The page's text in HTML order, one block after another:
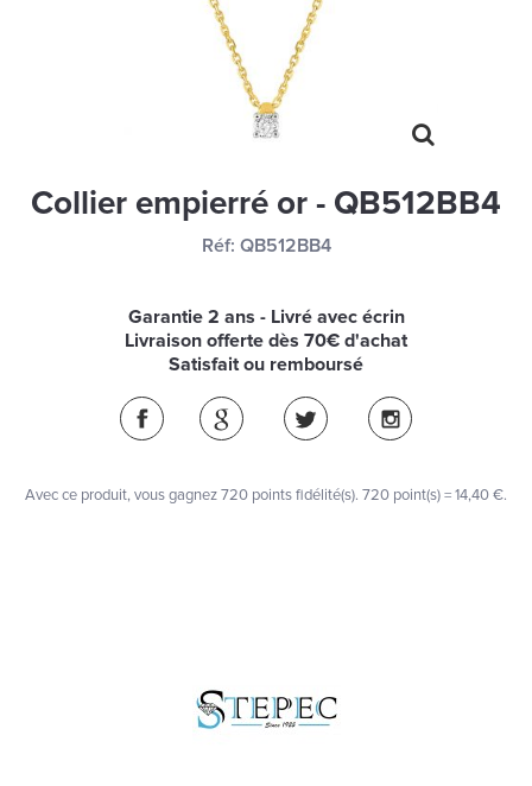
BONNES AFFAIRES
CARTES CADEAUX
IDÉE CADEAUX
BLOG
Collier empierré or - QB512BB4
Réf: QB512BB4
Garantie 2 ans - Livré avec écrin
Livraison offerte dès 70€ d'achat
Satisfait ou remboursé
Avec ce produit, vous gagnez720 points fidélité(s). 720 point(s) =14,40 €.